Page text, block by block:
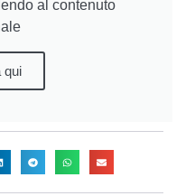
al contenuto
qui